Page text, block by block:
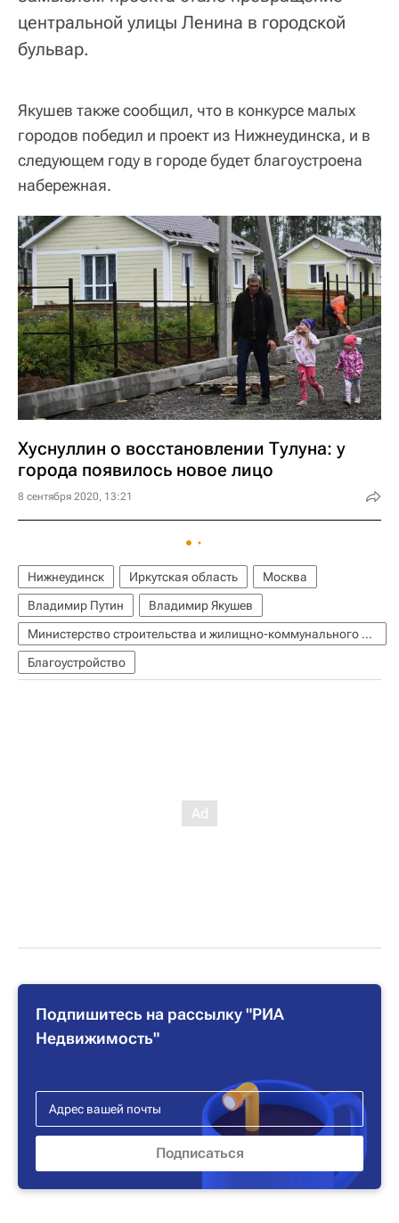
центральной улицы Ленина в городской
бульвар.
Якушев также сообщил, что в конкурсе малых
городов победил и проект из Нижнеудинска, и в
следующем году в городе будет благоустроена
набережная.
Хуснуллин о восстановлении Тулуна: у
города появилось новое лицо
8 сентября 2020, 13:21
Нижнеудинск Иркутская область
Москва
Владимир Путин
Владимир Якушев
Министерство строительства и жилищно-коммунального хозяйства РФ (Минстрой России)
Благоустройство
Подпишитесь на рассылку "РИА
Недвижимость"